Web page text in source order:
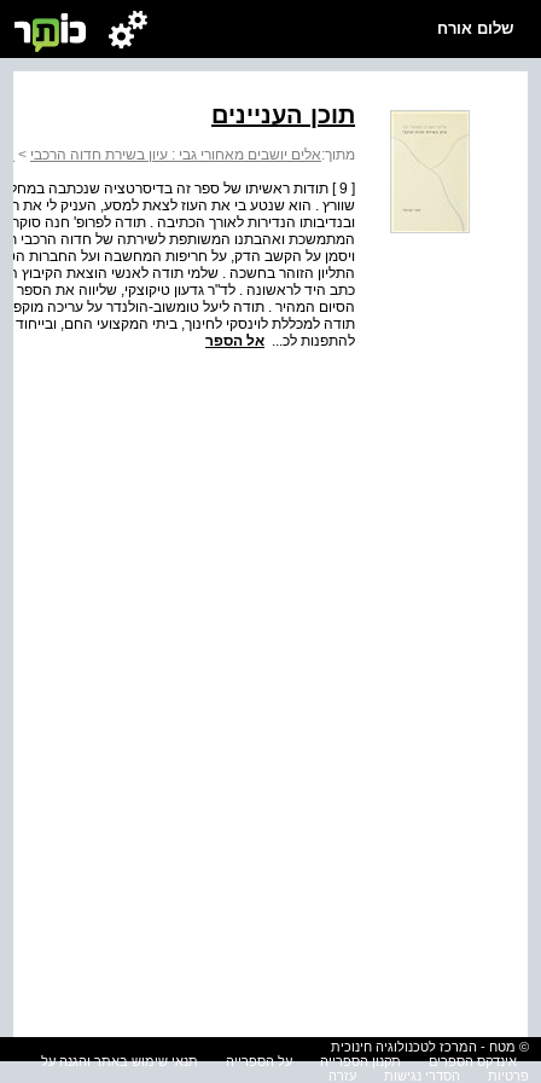
שלום אורח
תוכן העניינים
מתוך:אלים יושבים מאחורי גבי : עיון בשירת חדוה הרכבי >
[ 9 ] תודות ראשיתו של ספר זה בדיסרטציה שנכתבה
שוורץ . הוא שנטע בי את העוז לצאת למסע, העניק לי את
ובנדיבותו הנדירות לאורך הכתיבה . תודה לפרופ' חנה
המתמשכת ואהבתנו המשותפת לשירתה של חדוה הרכבי
ויסמן על הקשב הדק, על חריפות המחשבה ועל החברות
התליון הזוהר בחשכה . שלמי תודה לאנשי הוצאת הקיבוץ
כתב היד לראשונה . לד"ר גדעון טיקוצקי, שליווה את הספר
הסיום המהיר . תודה ליעל טומשוב-הולנדר על עריכה מוקפדת
תודה למכללת לוינסקי לחינוך, ביתי המקצועי החם,
להתפנות לכ... אל הספר
© מטח - המרכז לטכנולוגיה חינוכית
אינדקס הספרים
תקנון הספרייה על הספרייה
תנאי שימוש באתר והגנה על
פרטיות
הסדרי נגישות עזרה